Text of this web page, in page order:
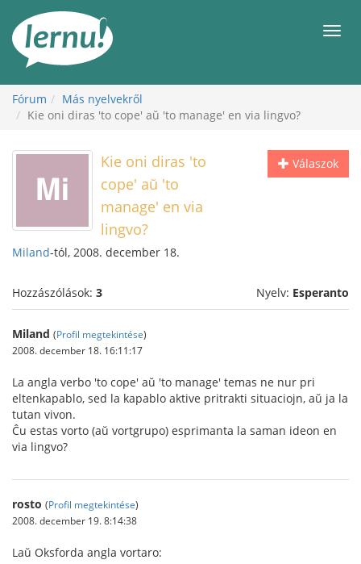
Fórum
Más nyelvekről
Kie oni diras 'to cope' aŭ 'to manage' en via lingvo?
Válaszok
Kie oni diras 'to
cope' aŭ 'to
manage' en via
lingvo?
Miland-tól, 2008. december 18.
Hozzászólások: 3 Nyelv: Esperanto
Miland (Profil megtekintése)
2008. december 18. 16:11:17
La angla verbo 'to cope' aŭ 'to manage' temas ne nur pri
eltenkapablo, sed la kapablo aktive pritrakti situaciojn, aŭ ja la
tutan vivon.
Ĉu estas vorto (aŭ vortgrupo) esprimanta la saman ideon en
via lingvo?
rosto (Profil megtekintése)
2008. december 19. 8:14:38
Laŭ Oksforda angla vortaro: